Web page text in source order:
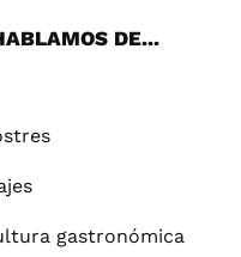
DE...
gastronómica